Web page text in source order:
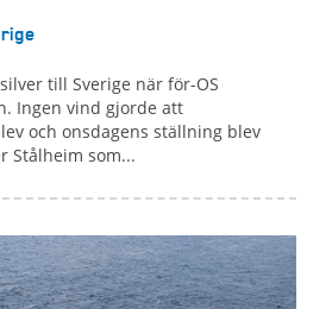
till Sverige när för-OS
Ingen vind gjorde att
och onsdagens ställning blev
Stålheim som...